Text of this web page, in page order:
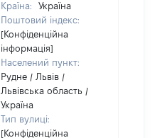
Країна:
Україна
Поштовий індекс:
[Конфіденційна
інформація]
Населений пункт:
Рудне / Львів /
Львівська область /
Україна
Тип вулиці:
[Конфіденційна